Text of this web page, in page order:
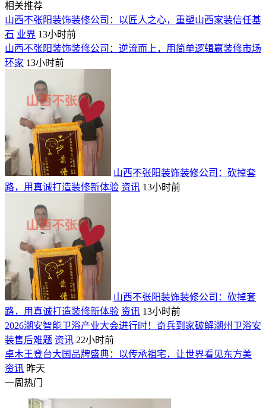
相关推荐
山西不张阳装饰装修公司：以匠人之心，重塑山西家装信任基
石 业界 13小时前
山西不张阳装饰装修公司：逆流而上，用简单逻辑赢装修市场
环家 13小时前
山西不张阳装饰装修公司：砍掉套
路，用真诚打造装修新体验 资讯 13小时前
山西不张阳装饰装修公司：砍掉套
路，用真诚打造装修新体验 资讯 13小时前
2026潮安智能卫浴产业大会进行时！奇兵到家破解潮州卫浴安
装售后难题 资讯 22小时前
卓木王登台大国品牌盛典：以传承祖宅，让世界看见东方美
资讯 昨天
一周热门